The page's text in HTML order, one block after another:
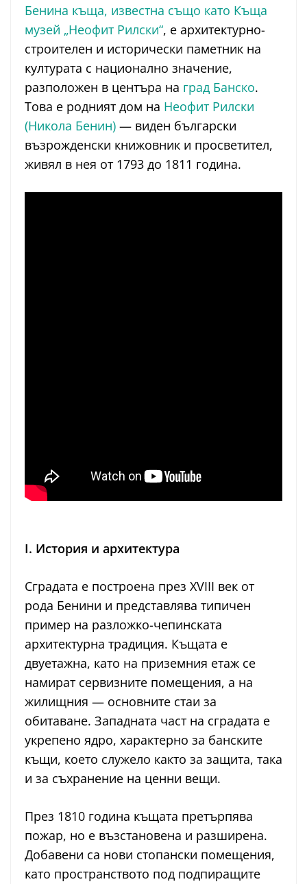
Бенина къща, известна също като Къща
музей „Неофит Рилски“, е архитектурно-
строителен и исторически паметник на
културата с национално значение,
разположен в центъра на град Банско.
Това е родният дом на Неофит Рилски
(Никола Бенин) — виден български
възрожденски книжовник и просветител,
живял в нея от 1793 до 1811 година.
I. История и архитектура
Сградата е построена през XVIII век от
рода Бенини и представлява типичен
пример на разложко-чепинската
архитектурна традиция. Къщата е
двуетажна, като на приземния етаж се
намират сервизните помещения, а на
жилищния — основните стаи за
обитаване. Западната част на сградата е
укрепено ядро, характерно за банските
къщи, което служело както за защита, така
и за съхранение на ценни вещи.
През 1810 година къщата претърпява
пожар, но е възстановена и разширена.
Добавени са нови стопански помещения,
като пространството под подпиращите